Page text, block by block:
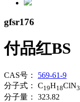
gfsr176
付品红BS
CAS号：
569-61-9
分子式：
C19H18ClN3
分子量：
323.82